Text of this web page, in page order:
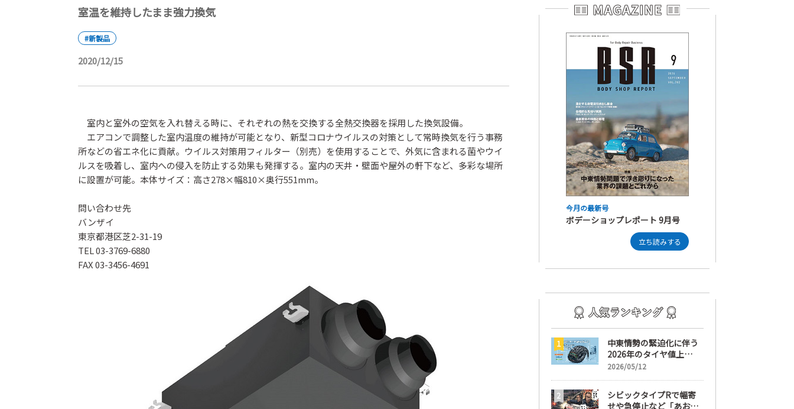
室温を維持したまま強力換気
#新製品
2020/12/15
室内と室外の空気を入れ替える時に、それぞれの熱を交換する全熱交換器を採用した換気設備。
エアコンで調整した室内温度の維持が可能となり、新型コロナウイルスの対策として常時換気を行う事務
所などの省エネ化に貢献。ウイルス対策用フィルター（別売）を使用することで、外気に含まれる菌やウイ
ルスを吸着し、室内への侵入を防止する効果も発揮する。室内の天井・壁面や屋外の軒下など、多彩な場所
に設置が可能。本体サイズ：高さ278×幅810×奥行551mm。
問い合わせ先
バンザイ
東京都港区芝2-31-19
TEL 03-3769-6880
FAX 03-3456-4691
今月の最新号
ボデーショップレポート 9月号
立ち読みする
中東情勢の緊迫化に伴う
2026年のタイヤ値上
げ！ 値上げ実施1ヶ月前
売において極めて重要な
訳
2026/05/12
シビックタイプRで幅寄
せや急停止など「あおり